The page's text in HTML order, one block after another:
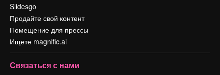
Slidesgo
Продайте свой контент
Помещение для прессы
Ищете magnific.ai
Связаться с нами